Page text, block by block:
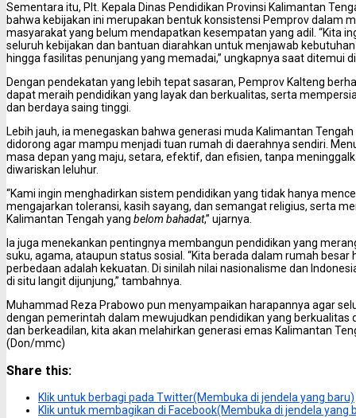
Sementara itu, Plt. Kepala Dinas Pendidikan Provinsi Kalimantan
bahwa kebijakan ini merupakan bentuk konsistensi Pemprov dalam
masyarakat yang belum mendapatkan kesempatan yang adil. “Kita
seluruh kebijakan dan bantuan diarahkan untuk menjawab
hingga fasilitas penunjang yang memadai,” ungkapnya saat ditemui
‎Dengan pendekatan yang lebih tepat sasaran, Pemprov Kalteng
dapat meraih pendidikan yang layak dan berkualitas, serta
dan berdaya saing tinggi.
‎Lebih jauh, ia menegaskan bahwa generasi muda Kalimantan
didorong agar mampu menjadi tuan rumah di daerahnya sendiri.
masa depan yang maju, setara, efektif, dan efisien, tanpa
diwariskan leluhur.
‎“Kami ingin menghadirkan sistem pendidikan yang tidak hanya
mengajarkan toleransi, kasih sayang, dan semangat religius, serta
Kalimantan Tengah yang belom bahadat,” ujarnya.
Ia juga menekankan pentingnya membangun pendidikan yang
suku, agama, ataupun status sosial. “Kita berada dalam rumah
perbedaan adalah kekuatan. Di sinilah nilai nasionalisme dan
di situ langit dijunjung,” tambahnya.
‎Muhammad Reza Prabowo pun menyampaikan harapannya agar
dengan pemerintah dalam mewujudkan pendidikan yang berkualitas
dan berkeadilan, kita akan melahirkan generasi emas Kalimantan
(Don/mmc)
Share this:
Klik untuk berbagi pada Twitter(Membuka di jendela yang baru)
Klik untuk membagikan di Facebook(Membuka di jendela yang